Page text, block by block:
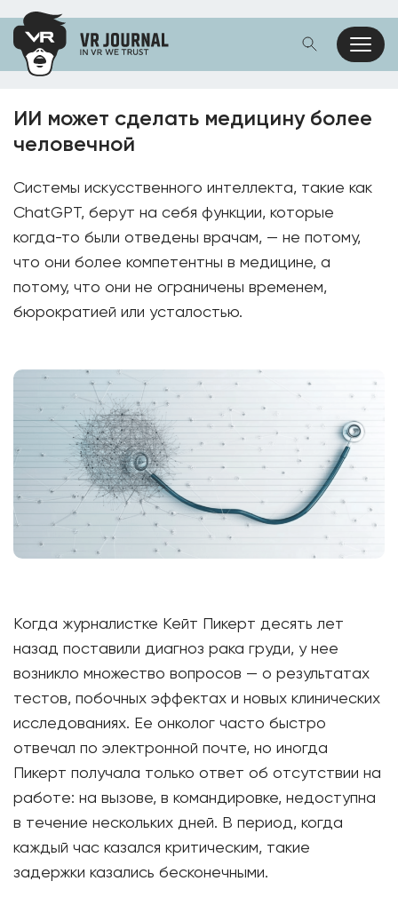
ИИ может сделать медицину более
человечной
Системы искусственного интеллекта, такие как
ChatGPT, берут на себя функции, которые
когда-то были отведены врачам, — не потому,
что они более компетентны в медицине, а
потому, что они не ограничены временем,
бюрократией или усталостью.
Когда журналистке Кейт Пикерт десять лет
назад поставили диагноз рака груди, у нее
возникло множество вопросов — о результатах
тестов, побочных эффектах и ​​новых клинических
исследованиях. Ее онколог часто быстро
отвечал по электронной почте, но иногда
Пикерт получала только ответ об отсутствии на
работе: на вызове, в командировке, недоступна
в течение нескольких дней. В период, когда
каждый час казался критическим, такие
задержки казались бесконечными.